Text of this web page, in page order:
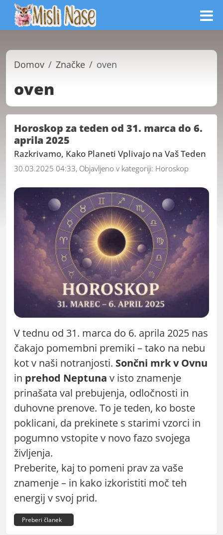
Domov Značke oven
oven
Horoskop za teden od 31. marca do 6.
aprila 2025
Razkrivamo, Kako Planeti Vplivajo na Vaš Teden
30.03.2025 04:33, Objavljeno v kategoriji: Horoskop
V tednu od 31. marca do 6. aprila 2025 nas
čakajo pomembni premiki – tako na nebu
kot v naši notranjosti. Sončni mrk v Ovnu
in prehod Neptuna v isto znamenje
prinašata val prebujenja, odločnosti in
duhovne prenove. To je teden, ko boste
poklicani, da prekinete s starimi vzorci in
pogumno vstopite v novo fazo svojega
življenja.
Preberite, kaj to pomeni prav za vaše
znamenje – in kako izkoristiti moč teh
energij v svoj prid.
Preberi članek